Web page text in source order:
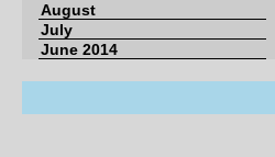
August
July
June 2014